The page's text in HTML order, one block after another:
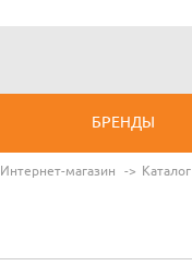
БРЕНДЫ
Интернет-магазин Каталог